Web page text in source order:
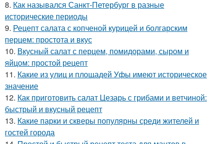
8. Как назывался Санкт-Петербург в разные
исторические периоды
9. Рецепт салата с копченой курицей и болгарским
перцем: простота и вкус
10. Вкусный салат с перцем, помидорами, сыром и
яйцом: простой рецепт
11. Какие из улиц и площадей Уфы имеют историческое
значение
12. Как приготовить салат Цезарь с грибами и ветчиной:
быстрый и вкусный рецепт
13. Какие парки и скверы популярны среди жителей и
гостей города